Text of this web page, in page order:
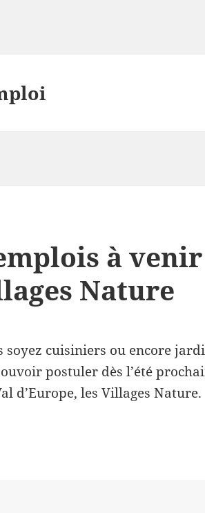
à venir
Nature
soyez cuisiniers ou encore
postuler dès l’été
d’Europe, les Villages Nature.
d’emplois à venir grâce